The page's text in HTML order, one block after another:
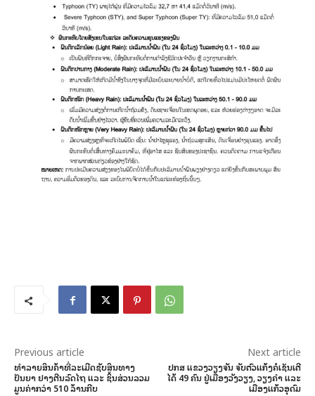
Previous article
ທໍາລາຍສິນຄ້າທີ່ລະເມີດຊັບສິນທາງ
ປັນຍາ ຢາງຕີນລົດໄຖ ແລະ ຊິ້ນສ່ວນລວມ
ມູນຄ່າກວ່າ 510 ລ້ານກີບ
Next article
ປກສ ແຂວງວຽງຈັນ ຈັບຕົວແກ້ງຄໍເຊັນເຕີ
ໄດ້ 49 ຄົນ ຢູ່ເມືອງວັງວຽງ, ວຽງຄຳ ແລະ
ເມືອງແກ້ວອຸດົມ